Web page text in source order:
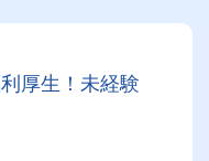
厚生！未経験